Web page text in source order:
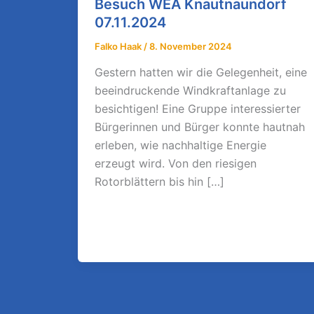
Besuch WEA Knautnaundorf
07.11.2024
Falko Haak /8. November 2024
Gestern hatten wir die Gelegenheit, eine
beeindruckende Windkraftanlage zu
besichtigen! Eine Gruppe interessierter
Bürgerinnen und Bürger konnte hautnah
erleben, wie nachhaltige Energie
erzeugt wird. Von den riesigen
Rotorblättern bis hin […]